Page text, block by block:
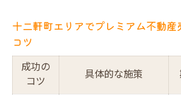
る背景
プレミアム不動産売却で失
十二軒町エリアでプレミアム不動産
コツ
成功の
コツ
具体的な施策